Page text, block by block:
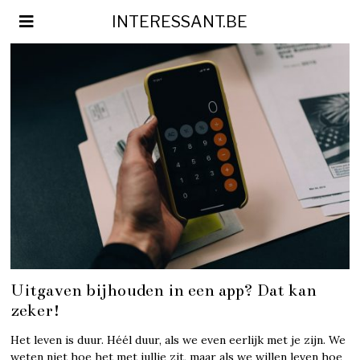
INTERESSANT.BE
Uitgaven bijhouden in een app? Dat kan
zeker!
Het leven is duur. Héél duur, als we even eerlijk met je zijn. We
weten niet hoe het met jullie zit, maar als we willen leven hoe